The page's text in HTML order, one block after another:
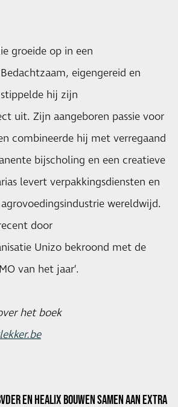
groeide op in een
eigengereid en
hij zijn
uit. Zijn aangeboren passie voor
combineerde hij met verregaand
bijscholing en een creatieve
levert verpakkingsdiensten en
wereldwijd.
door
Unizo bekroond met de
van het jaar’.
het boek
EN HEALIX BOUWEN SAMEN AAN EXTRA